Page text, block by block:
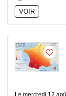
VOIR
Le mercredi 12